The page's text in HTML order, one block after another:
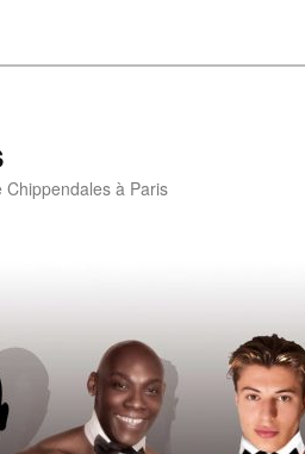
à Paris